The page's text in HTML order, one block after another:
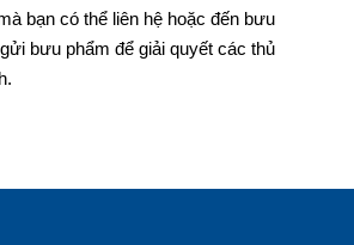
bạn có thể liên hệ hoặc đến bưu
bưu phẩm để giải quyết các thủ